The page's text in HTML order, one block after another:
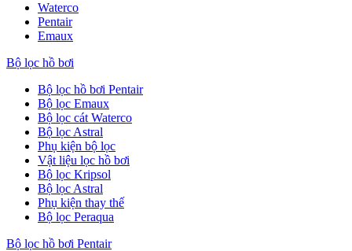
Waterco
Pentair
Emaux
Bộ lọc hồ bơi
Bộ lọc hồ bơi Pentair
Bộ lọc Emaux
Bộ lọc cát Waterco
Bộ lọc Astral
Phụ kiện bộ lọc
Vật liệu lọc hồ bơi
Bộ lọc Kripsol
Bộ lọc Astral
Phụ kiện thay thế
Bộ lọc Peraqua
Bộ lọc hồ bơi Pentair